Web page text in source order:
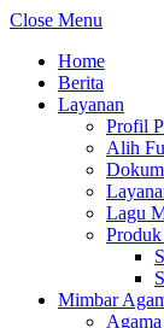
Close Menu
Home
Berita
Layanan
Profil
Alih
Lagu
Mimbar